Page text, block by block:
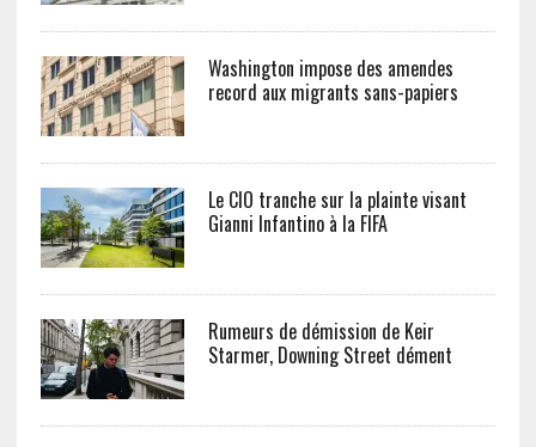
Washington impose des amendes
record aux migrants sans-papiers
Le CIO tranche sur la plainte visant
Gianni Infantino à la FIFA
Rumeurs de démission de Keir
Starmer, Downing Street dément